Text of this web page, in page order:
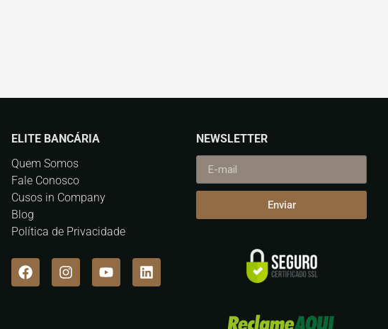
ELITE BANCÁRIA
Quem Somos
Fale Conosco
Cusos in Company
Blog
Política de Privacidade
NEWSLETTER
Enviar